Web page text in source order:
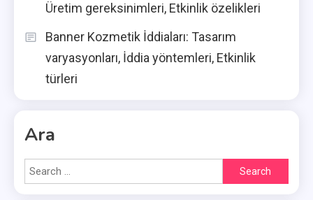
Üretim gereksinimleri, Etkinlik özelikleri
Banner Kozmetik İddiaları: Tasarım
varyasyonları, İddia yöntemleri, Etkinlik
türleri
Ara
Search
for: